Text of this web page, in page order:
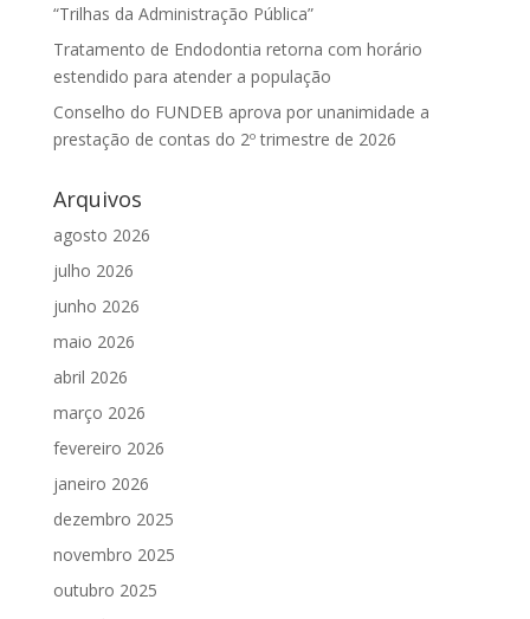
“Trilhas da Administração Pública”
Tratamento de Endodontia retorna com horário
estendido para atender a população
Conselho do FUNDEB aprova por unanimidade a
prestação de contas do 2º trimestre de 2026
Arquivos
agosto 2026
julho 2026
junho 2026
maio 2026
abril 2026
março 2026
fevereiro 2026
janeiro 2026
dezembro 2025
novembro 2025
outubro 2025